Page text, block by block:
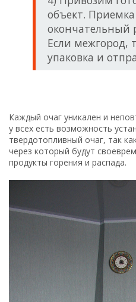
объект.
окончательный
Если межгород,
упаковка и
Каждый очаг уникален и
у всех есть возможность
твердотопливный очаг, так
через который будут
продукты горения и распада.